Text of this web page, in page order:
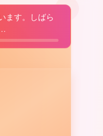
ます。しばら